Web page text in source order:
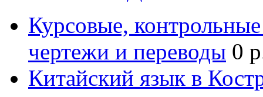
Курсовые,
чертежи и переводы 0
Китайский язык в